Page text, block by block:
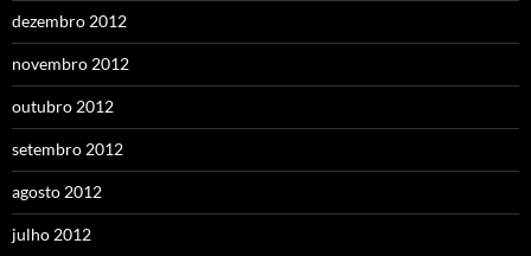
dezembro 2012
novembro 2012
outubro 2012
setembro 2012
agosto 2012
julho 2012